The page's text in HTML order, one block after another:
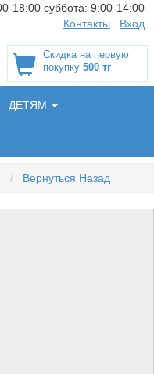
18:00 суббота: 9:00-14:00
Контакты
Вход
Скидка на первую
покупку 500 тг
ДЕТЯМ
/ Вернуться Назад